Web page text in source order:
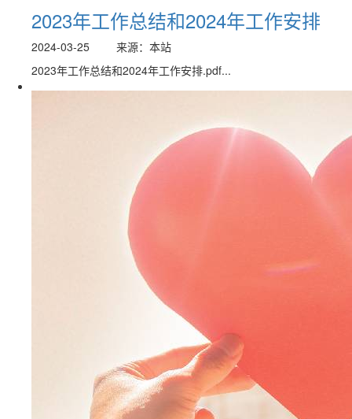
2023年工作总结和2024年工作安排
2024-03-25
来源：本站
2023年工作总结和2024年工作安排.pdf...